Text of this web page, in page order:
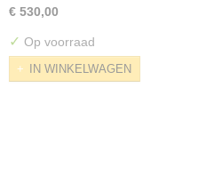
€ 530,00
✓ Op voorraad
IN WINKELWAGEN